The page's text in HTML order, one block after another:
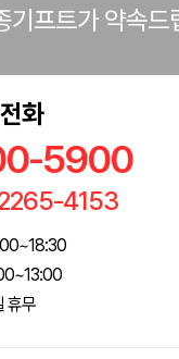
기프트가 약속드
화
5900
4153
휴무